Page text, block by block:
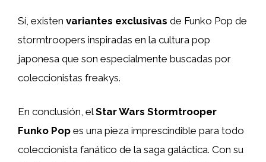
Sí, existen variantes exclusivas de Funko Pop de
stormtroopers inspiradas en la cultura pop
japonesa que son especialmente buscadas por
coleccionistas freakys.
En conclusión, elStar Wars Stormtrooper
Funko Pop es una pieza imprescindible para todo
coleccionista fanático de la saga galáctica. Con su